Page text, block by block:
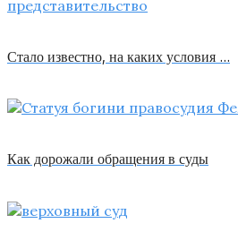
Стало известно, на каких условия …
Как дорожали обращения в суды